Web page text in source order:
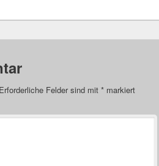
Erforderliche Felder sind mit * markiert